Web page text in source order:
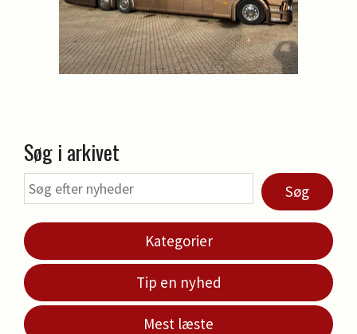
Søg i arkivet
Søg
Kategorier
Tip en nyhed
Mest læste